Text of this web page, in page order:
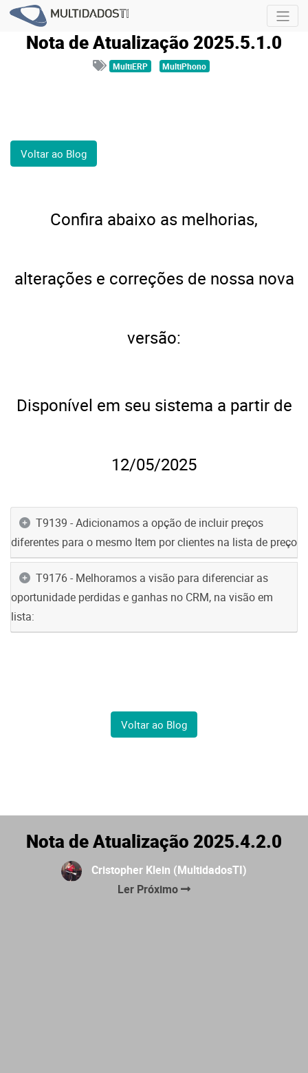
Nota de Atualização 2025.5.1.0
MultiERP MultiPhono
Voltar ao Blog
Confira abaixo as melhorias,
alterações e correções de nossa nova
versão:
Disponível em seu sistema a partir de
12/05/2025
T9139 - Adicionamos a opção de incluir preços
diferentes para o mesmo Item por clientes na lista de preço
T9176 - Melhoramos a visão para diferenciar as
oportunidade perdidas e ganhas no CRM, na visão em
lista:
Voltar ao Blog
Nota de Atualização 2025.4.2.0
Cristopher Klein (MultidadosTI)
Ler Próximo